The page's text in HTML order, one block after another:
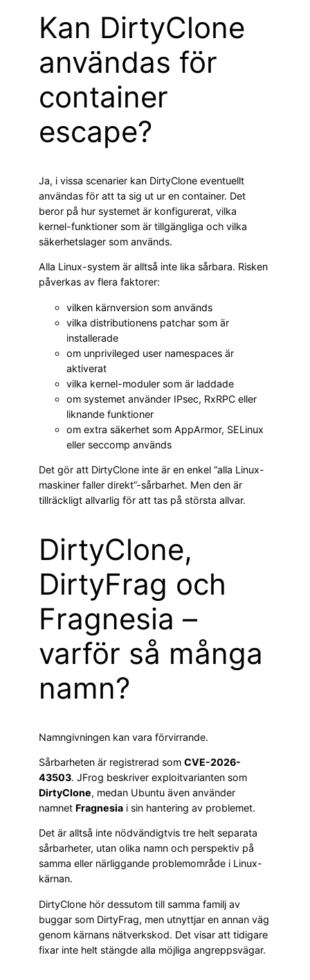
Kan DirtyClone
användas för
container
escape?
Ja, i vissa scenarier kan DirtyClone eventuellt
användas för att ta sig ut ur en container. Det
beror på hur systemet är konfigurerat, vilka
kernel-funktioner som är tillgängliga och vilka
säkerhetslager som används.
Alla Linux-system är alltså inte lika sårbara. Risken
påverkas av flera faktorer:
vilken kärnversion som används
vilka distributionens patchar som är
installerade
om unprivileged user namespaces är
aktiverat
vilka kernel-moduler som är laddade
om systemet använder IPsec, RxRPC eller
liknande funktioner
om extra säkerhet som AppArmor, SELinux
eller seccomp används
Det gör att DirtyClone inte är en enkel “alla Linux-
maskiner faller direkt”-sårbarhet. Men den är
tillräckligt allvarlig för att tas på största allvar.
DirtyClone,
DirtyFrag och
Fragnesia –
varför så många
namn?
Namngivningen kan vara förvirrande.
Sårbarheten är registrerad som CVE-2026-
43503. JFrog beskriver exploitvarianten som
DirtyClone, medan Ubuntu även använder
namnet Fragnesia i sin hantering av problemet.
Det är alltså inte nödvändigtvis tre helt separata
sårbarheter, utan olika namn och perspektiv på
samma eller närliggande problemområde i Linux-
kärnan.
DirtyClone hör dessutom till samma familj av
buggar som DirtyFrag, men utnyttjar en annan väg
genom kärnans nätverkskod. Det visar att tidigare
fixar inte helt stängde alla möjliga angreppsvägar.